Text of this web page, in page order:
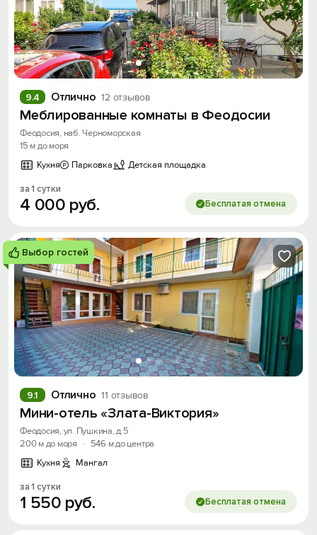
Отлично 12 отзывов
9.4
Меблированные комнаты в Феодосии
Феодосия, наб. Черноморская
15 м до моря
Кухня
Парковка Детская площадка
за 1 сутки
4 000 руб. Бесплатая отмена
Выбор гостей
Отлично 11 отзывов
9.1
Мини-отель «Злата-Виктория»
Феодосия, ул. Пушкина, д.5
200 м до моря
·
546 м до центра
Кухня
Мангал
за 1 сутки
1 550 руб. Бесплатая отмена